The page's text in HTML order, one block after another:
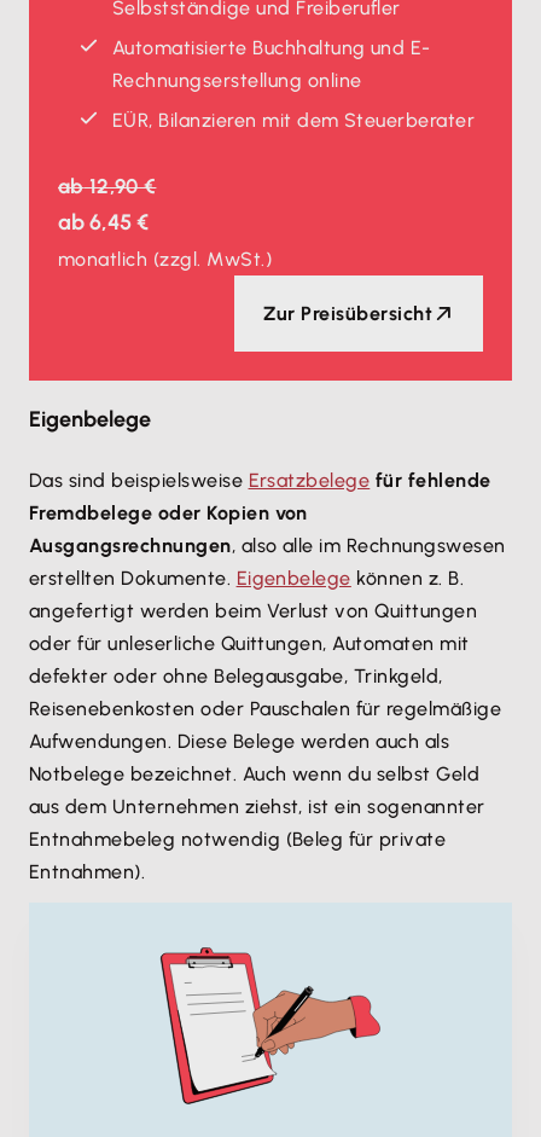
Selbstständige und Freiberufler
Automatisierte Buchhaltung und E-
Rechnungserstellung online
EÜR, Bilanzieren mit dem Steuerberater
ab12,90 €
ab6,45 €
monatlich (zzgl. MwSt.)
Zur Preisübersicht
Eigenbelege
Das sind beispielsweise Ersatzbelege für fehlende
Fremdbelege oder Kopien von
Ausgangsrechnungen, also alle im Rechnungswesen
erstellten Dokumente. Eigenbelege können z. B.
angefertigt werden beim Verlust von Quittungen
oder für unleserliche Quittungen, Automaten mit
defekter oder ohne Belegausgabe, Trinkgeld,
Reisenebenkosten oder Pauschalen für regelmäßige
Aufwendungen. Diese Belege werden auch als
Notbelege bezeichnet. Auch wenn du selbst Geld
aus dem Unternehmen ziehst, ist ein sogenannter
Entnahmebeleg notwendig (Beleg für private
Entnahmen).